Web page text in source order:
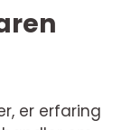
er erfaring